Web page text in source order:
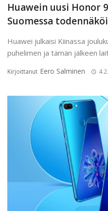
Huawein uusi Honor
Suomessa
Huawei julkaisi Kiinassa
puhelimen ja tämän jälkeen
Kirjoittanut Eero Salminen